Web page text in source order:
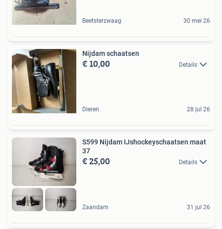
Beetsterzwaag 30 mei 26
Nijdam schaatsen
€ 10,00 Details
Dieren 28 jul 26
S599 Nijdam IJshockeyschaatsen maat
37
€ 25,00 Details
Zaandam 31 jul 26